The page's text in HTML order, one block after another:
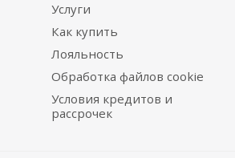
Услуги
Как купить
Лояльность
Обработка файлов cookie
Условия кредитов и
рассрочек